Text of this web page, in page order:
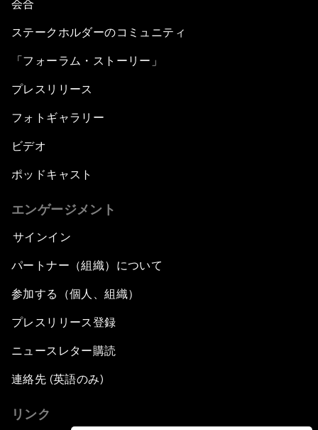
会合
ステークホルダーのコミュニティ
「フォーラム・ストーリー」
プレスリリース
フォトギャラリー
ビデオ
ポッドキャスト
エンゲージメント
サインイン
パートナー（組織）について
参加する（個人、組織）
プレスリリース登録
ニュースレター購読
連絡先 (英語のみ)
リンク